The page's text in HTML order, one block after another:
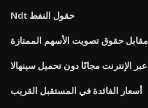
Ndt حقول النفط
مقابل حقوق تصويت الأسهم الممتازة
الإنترنت مجانًا دون تحميل سينهالا
أسعار الفائدة في المستقبل القريب